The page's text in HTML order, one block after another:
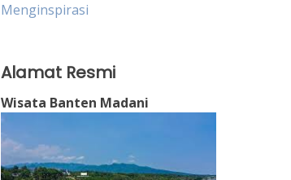
Menginspirasi
Alamat Resmi
Wisata Banten Madani